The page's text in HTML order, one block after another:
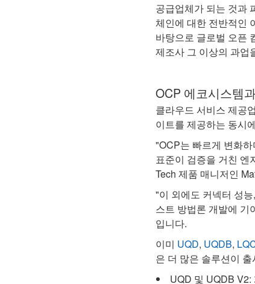
공급업체가 되는 것과
체인에 대한 전반적인
바탕으로 글로벌 오픈
제조사 그 이상의 과업
OCP 에코시스템
클라우드 서비스 제공
이트를 제공하는 동시
"OCP는 빠르게 변화
표준이 검증을 거친 엔
Tech 제품 매니저인
"이 외에도 커넥터 성
스트 방법론 개발에 기
입니다.
이미 UQD, UQDB,
은 더 많은 솔루션이
UQD 및 UQDB